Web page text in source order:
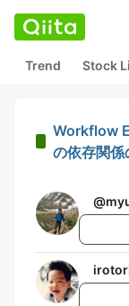
Trend Stock
Workflow
の依存関係
@